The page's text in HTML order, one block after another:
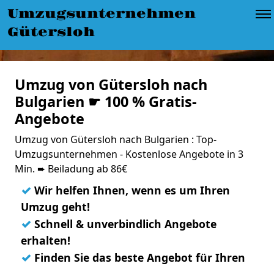
Umzugsunternehmen
Gütersloh
Umzug von Gütersloh nach
Bulgarien ☛ 100 % Gratis-
Angebote
Umzug von Gütersloh nach Bulgarien : Top-
Umzugsunternehmen - Kostenlose Angebote in 3
Min. ➨ Beiladung ab 86€
✓ Wir helfen Ihnen, wenn es um Ihren
Umzug geht!
✓ Schnell & unverbindlich Angebote
erhalten!
✓ Finden Sie das beste Angebot für Ihren